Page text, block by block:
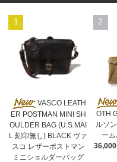
1
VASCO LEATH
ER POSTMAN MINI SH
OULDER BAG (U.S.MAI
L 刻印無し) BLACK ヴァ
スコ レザーポストマン
ミニショルダーバッグ
2
OTH
ルソ
ー